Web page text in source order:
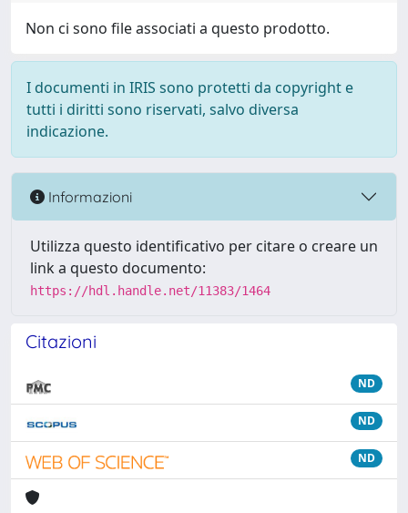
Non ci sono file associati a questo prodotto.
I documenti in IRIS sono protetti da copyright e
tutti i diritti sono riservati, salvo diversa
indicazione.
Informazioni
Utilizza questo identificativo per citare o creare un
link a questo documento:
https://hdl.handle.net/11383/1464
Citazioni
ND
ND
ND